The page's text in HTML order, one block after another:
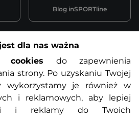
o zakupach
Regulamin sklepu
Koszty przesyłek
Blog inSPORTline
dla nas ważna
cookies do zapewnienia
strony. Po uzyskaniu Twojej
wykorzystamy je również w
i reklamowych, aby lepiej
i reklamy do Twoich